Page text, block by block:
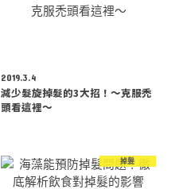
2019.3.4
減少髮旋掉髮的3大招！～克服禿
頭看這裡～
掉髮